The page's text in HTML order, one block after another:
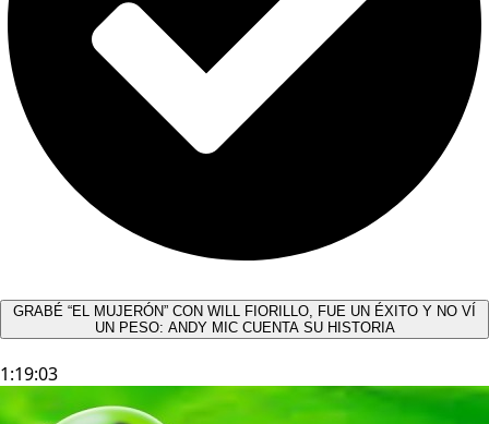
GRABÉ “EL MUJERÓN” CON WILL FIORILLO, FUE UN ÉXITO Y NO VÍ
UN PESO: ANDY MIC CUENTA SU HISTORIA
1:19:03